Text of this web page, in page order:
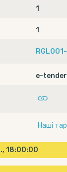
1
1
e-
Наші
18:00:00